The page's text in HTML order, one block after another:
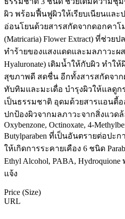
ผิว พร้อมฟื้นฟูผิวให้เรียบเนียนและ
อ่อนโยนด้วยสารสกัดจากดอกคาโม
(Matricaria) Flower Extract) ที่ช่ว
ทำร้ายของแสงแดดและมลภาวะผ
Hyaluronate) เติมน้ำให้กับผิว ทำใ
สุขภาพดี สดชื่น อีกทั้งสารสกัดจา
ทับทิมและมะเดื่อ บำรุงผิวให้แลดูก
เป็นธรรมชาติ อุดมด้วยสารแอนตี้
ปกป้องผิวจากมลภาวะจากสิ่งแวด
Oxybenzone, Octinoxate, 4-
Butylparaben ที่เป็นอันตรายต่อปะ
ให้เกิดการระคายเคือง 6 ชนิด
Ethyl Alcohol, PABA,
แจ้ง
Price (Size)
URL